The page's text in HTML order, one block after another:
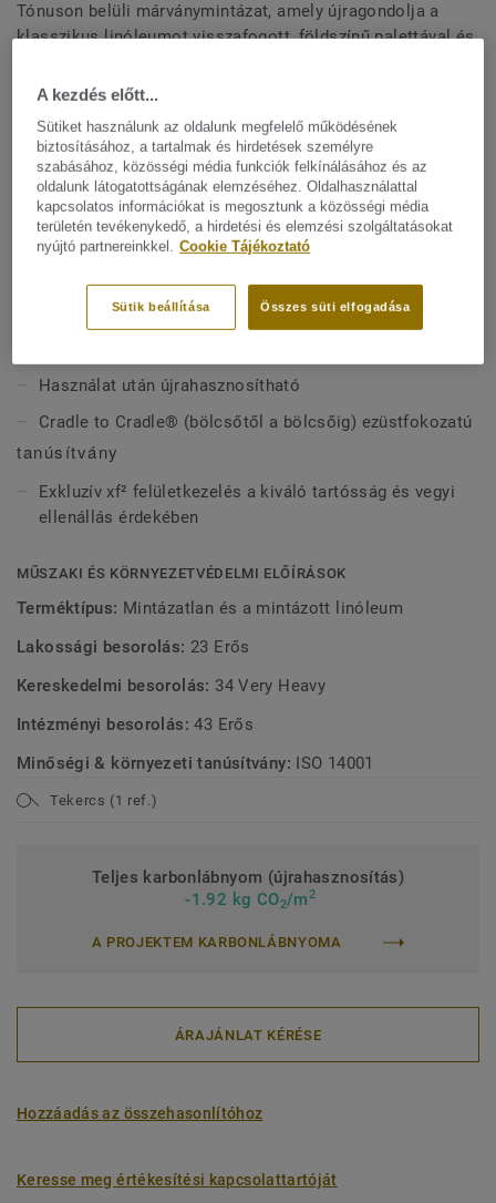
Tónuson belüli márványmintázat, amely újragondolja a
klasszikus linóleumot visszafogott, földszínű palettával és
természetes alapanyagokból készül, Cradle to Cradle
életciklust figyelembe véve karbonnegatív.
FŐBB JELLEMZŐK
Olaszországban készül
Tónuson belüli, finom márványmintázat matt
megjelenéssel
Karbonnegatív A–D értékek újrahasznosítási
forgatókönyvvel, valamint Cradle to Gate (A1–A3)
Használat után újrahasznosítható
Cradle to Cradle® (bölcsőtől a bölcsőig) ezüstfokozatú
tanúsítvány
Exkluzív xf² felületkezelés a kiváló tartósság és vegyi
ellenállás érdekében
MŰSZAKI ÉS KÖRNYEZETVÉDELMI ELŐÍRÁSOK
Terméktípus: Mintázatlan és a mintázott linóleum
Lakossági besorolás: 23 Erős
Kereskedelmi besorolás: 34 Very Heavy
Intézményi besorolás:43 Erős
Minőségi & környezeti tanúsítvány: ISO 14001
Tekercs (1 ref.)
Teljes karbonlábnyom (újrahasznosítás)
-1.92 kg CO2/m2
A PROJEKTEM KARBONLÁBNYOMA
ÁRAJÁNLAT KÉRÉSE
Hozzáadás az összehasonlítóhoz
Keresse meg értékesítési kapcsolattartóját
A kezdés előtt...
Sütiket használunk az oldalunk megfelelő működésének
biztosításához, a tartalmak és hirdetések személyre
szabásához, közösségi média funkciók felkínálásához és az
oldalunk látogatottságának elemzéséhez. Oldalhasználattal
kapcsolatos információkat is megosztunk a közösségi média
területén tevékenykedő, a hirdetési és elemzési szolgáltatásokat
nyújtó partnereinkkel. Cookie Tájékoztató
Összes süti elfogadása
Sütik beállítása